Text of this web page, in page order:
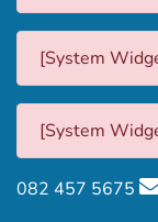
[System
[System
082 457 5675